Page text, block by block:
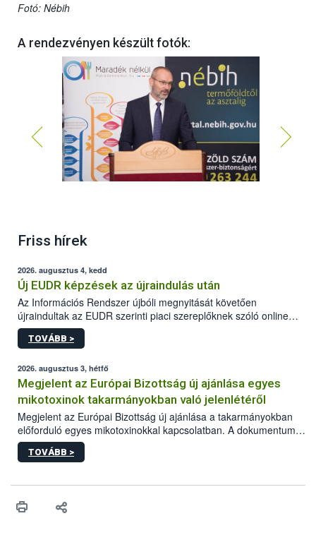
Fotó: Nébih
A rendezvényen készült fotók:
Friss hírek
2026. augusztus 4, kedd
Új EUDR képzések az újraindulás után
Az Információs Rendszer újbóli megnyitását követően
újraindultak az EUDR szerinti piaci szereplőknek szóló online
képzések.
TOVÁBB >
2026. augusztus 3, hétfő
Megjelent az Európai Bizottság új ajánlása egyes
mikotoxinok takarmányokban való jelenlétéről
Megjelent az Európai Bizottság új ajánlása a takarmányokban
előforduló egyes mikotoxinokkal kapcsolatban. A dokumentum
2027-től új irányértékek alkalmazását írja elő, és a jelenleg
hatályos uniós ajánlások helyébe lép.
TOVÁBB >